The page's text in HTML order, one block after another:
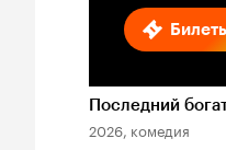
Последний
2026, комедия